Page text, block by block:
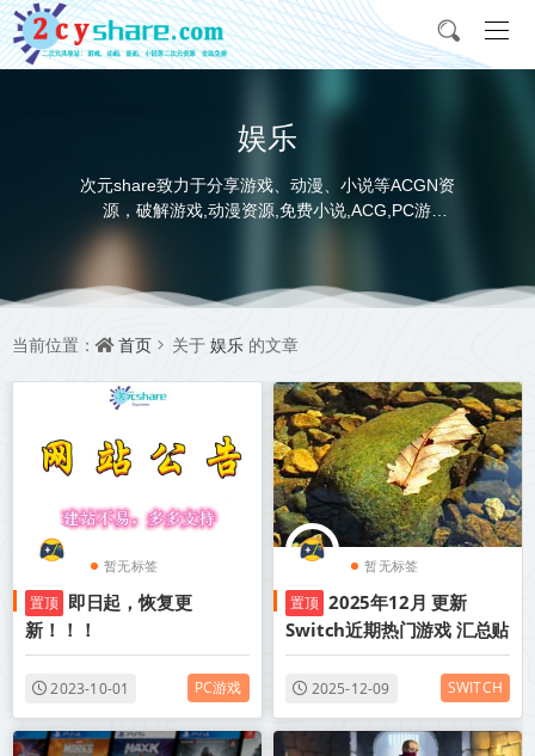
娱乐
次元share致力于分享游戏、动漫、小说等ACGN资
源，破解游戏,动漫资源,免费小说,ACG,PC游
戏,switch游戏,金手指，动画电影,动画片,全本小说,
并提供网盘下载
当前位置： 首页 关于 娱乐 的文章
暂无标签
置顶 即日起，恢复更
新！！！
2023-10-01 PC游戏
暂无标签
置顶 2025年12月 更新
Switch近期热门游戏 汇总贴
2025-12-09 SWITCH